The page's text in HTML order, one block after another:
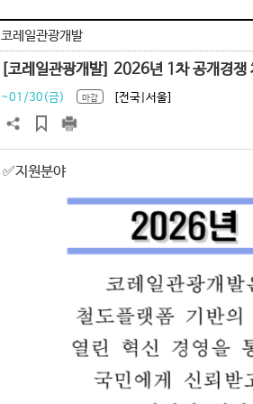
코레일관광개발
[코레일관광개발] 2026년 1차 공개경쟁
~01/30(금) 마감 [전국|서울]
✅지원분야